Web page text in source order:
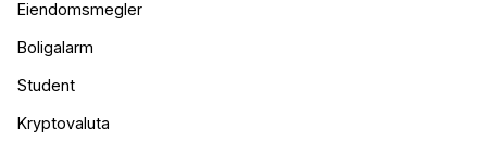
Eiendomsmegler
Boligalarm
Student
Kryptovaluta